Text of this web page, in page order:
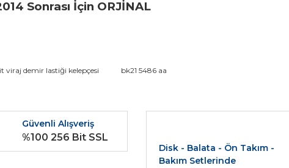
Sonrası İçin ORJİNAL
diğer konularda yetersiz gördüğünüz noktaları öneri formunu
viraj demir lastiği kelepçesi bk21 5486 aa
Güvenli Alışveriş
%100 256 Bit SSL
Disk - Balata - Ön Takım -
Bakım Setlerinde